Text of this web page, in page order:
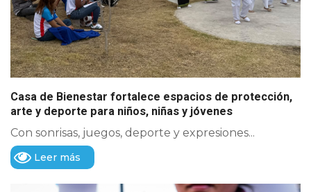
Casa de Bienestar fortalece espacios de protección,
arte y deporte para niños, niñas y jóvenes
Con sonrisas, juegos, deporte y expresiones...
Leer más